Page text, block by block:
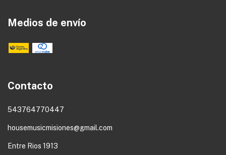
Medios de envío
Contacto
543764770447
housemusicmisiones@gmail.com
Entre Rios 1913